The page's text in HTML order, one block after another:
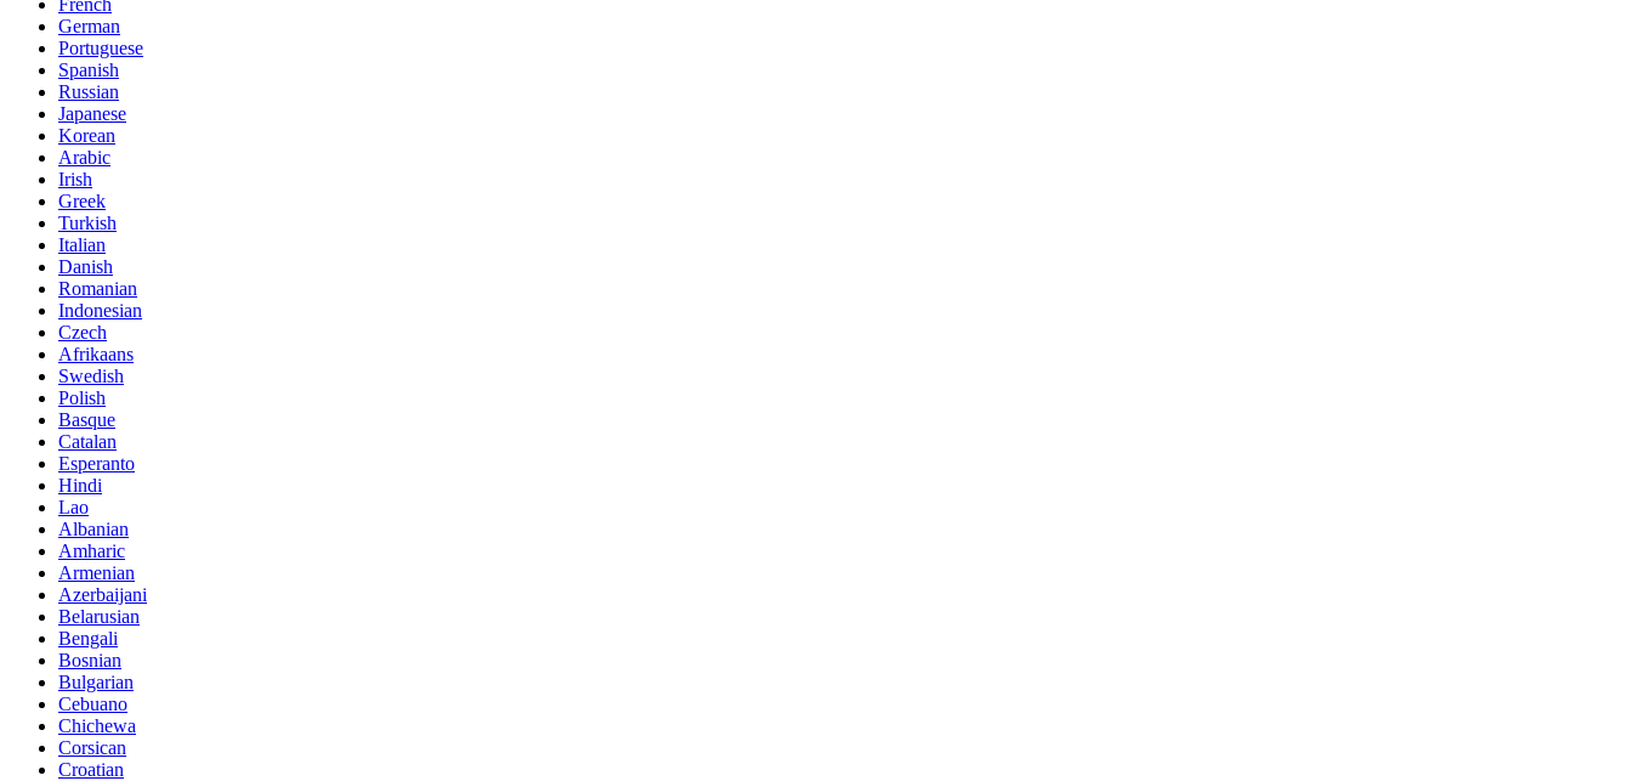
German
Portuguese
Spanish
Russian
Japanese
Korean
Arabic
Irish
Greek
Turkish
Italian
Danish
Romanian
Indonesian
Czech
Afrikaans
Swedish
Polish
Basque
Catalan
Esperanto
Hindi
Lao
Albanian
Amharic
Armenian
Azerbaijani
Belarusian
Bengali
Bosnian
Bulgarian
Cebuano
Chichewa
Corsican
Croatian